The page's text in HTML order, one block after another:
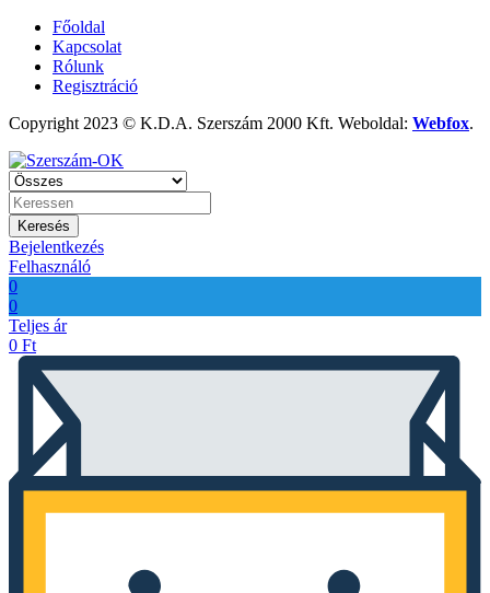
Főoldal
Kapcsolat
Rólunk
Regisztráció
Copyright 2023 © K.D.A. Szerszám 2000 Kft. Weboldal: Webfox.
Keresés
Bejelentkezés
Felhasználó
0
0
Teljes ár
0 Ft